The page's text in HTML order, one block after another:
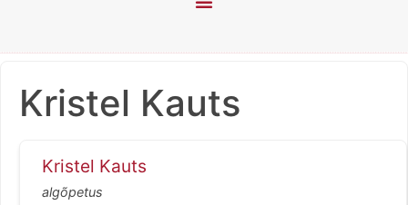
Kristel Kauts
Kristel Kauts
algõpetus